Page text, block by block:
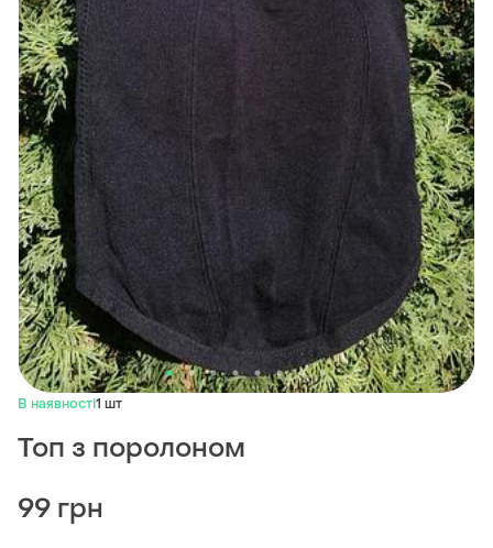
В наявності1 шт
Топ з поролоном
99 грн